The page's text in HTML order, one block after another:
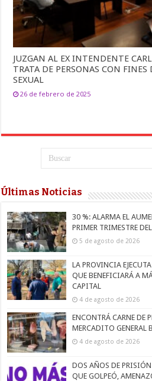
JUZGAN AL EX INTENDENTE
TRATA DE PERSONAS CON FINES
SEXUAL
26 de febrero de 2025
Últimas Noticias
30 %: ALARMA EL
PRIMER TRIMESTRE
5 de agosto de 2026
LA PROVINCIA
QUE BENEFICIARÁ A
CAPITAL
4 de agosto de 2026
ENCONTRÁ CARNE DE
MERCADITO GENERAL
4 de agosto de 2026
DOS AÑOS DE
QUE GOLPEÓ,